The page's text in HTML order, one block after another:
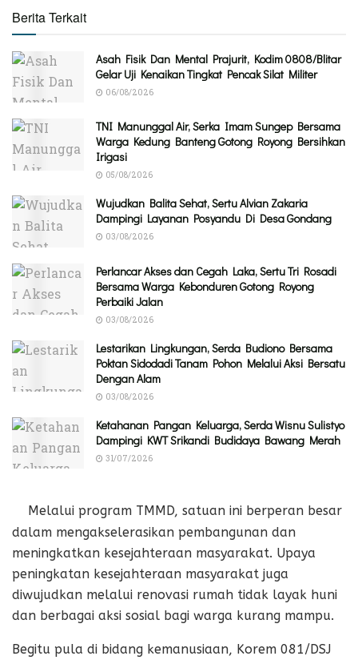
Berita Terkait
Asah Fisik Dan Mental Prajurit, Kodim 0808/Blitar
Gelar Uji Kenaikan Tingkat Pencak Silat Militer
06/08/2026
TNI Manunggal Air, Serka Imam Sungep Bersama
Warga Kedung Banteng Gotong Royong Bersihkan
Irigasi
05/08/2026
Wujudkan Balita Sehat, Sertu Alvian Zakaria
Dampingi Layanan Posyandu Di Desa Gondang
03/08/2026
Perlancar Akses dan Cegah Laka, Sertu Tri Rosadi
Bersama Warga Kebonduren Gotong Royong
Perbaiki Jalan
03/08/2026
Lestarikan Lingkungan, Serda Budiono Bersama
Poktan Sidodadi Tanam Pohon Melalui Aksi Bersatu
Dengan Alam
03/08/2026
Ketahanan Pangan Keluarga, Serda Wisnu Sulistyo
Dampingi KWT Srikandi Budidaya Bawang Merah
31/07/2026
Melalui program TMMD, satuan ini berperan besar
dalam mengakselerasikan pembangunan dan
meningkatkan kesejahteraan masyarakat. Upaya
peningkatan kesejahteraan masyarakat juga
diwujudkan melalui renovasi rumah tidak layak huni
dan berbagai aksi sosial bagi warga kurang mampu.
Begitu pula di bidang kemanusiaan, Korem 081/DSJ